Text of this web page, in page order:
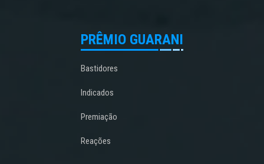
PRÊMIO GUARANI
Bastidores
Indicados
Premiação
Reações